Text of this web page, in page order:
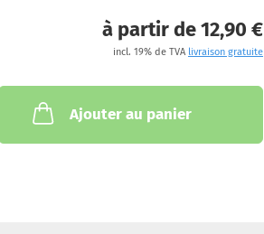
à partir de 12,90 €
incl. 19% de TVA livraison gratuite
Ajouter au panier